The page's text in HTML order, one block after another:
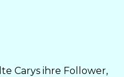
Carys ihre Follower,